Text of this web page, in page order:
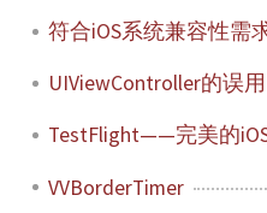
符合iOS系统兼容性需
UIViewController的误用
TestFlight——完美的
VVBorderTimer